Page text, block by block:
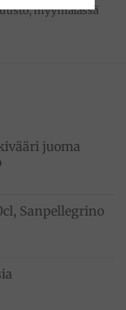
myymälässä
juoma
Sanpellegrino